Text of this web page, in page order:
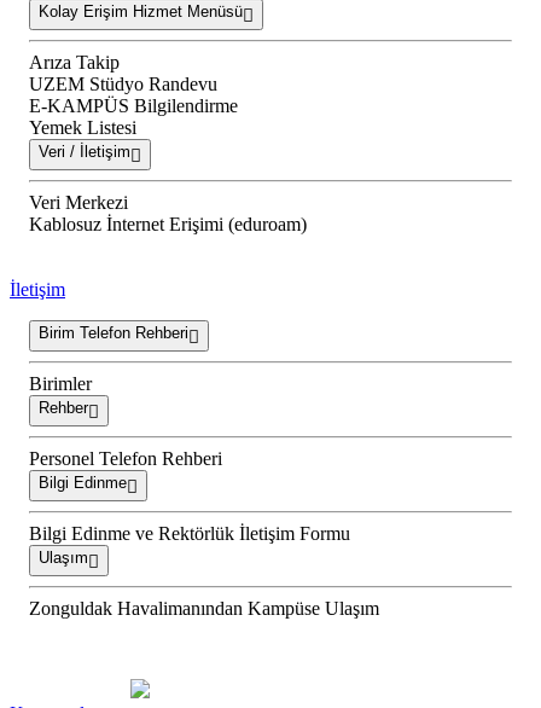
Kolay Erişim Hizmet Menüsü
Arıza Takip
UZEM Stüdyo Randevu
E-KAMPÜS Bilgilendirme
Yemek Listesi
Veri / İletişim
Veri Merkezi
Kablosuz İnternet Erişimi (eduroam)
İletişim
Birim Telefon Rehberi
Birimler
Rehber
Personel Telefon Rehberi
Bilgi Edinme
Bilgi Edinme ve Rektörlük İletişim Formu
Ulaşım
Zonguldak Havalimanından Kampüse Ulaşım